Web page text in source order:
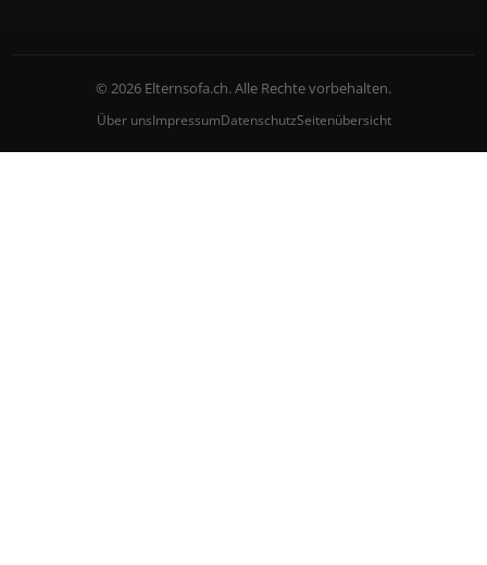
© 2026 Elternsofa.ch. Alle Rechte vorbehalten.
Über unsImpressumDatenschutzSeitenübersicht